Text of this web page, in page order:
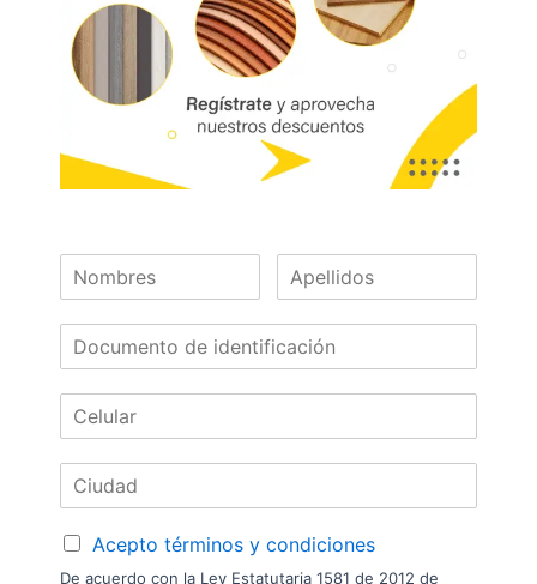
Código:
01281
Referencia:
0402470
Las imágenes mostradas son de referencia y los colores podrían variar
en físico. Los costos de envío son variables y serán asumidos por el
comprador. No incluye servicios como corte, cantos o enchape. Sólo
despachamos tableros en la zona urbana de las ciudades donde
Nuestras
Marcas
Acepto términos y condiciones
De acuerdo con la Ley Estatutaria 1581 de 2012 de